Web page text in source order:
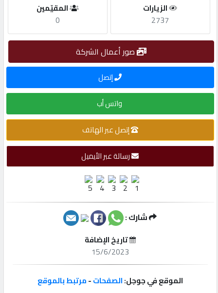
الأقسام
شركات
إبحث
إتصل
إعلانات
المقيّمين
0
الزيارات
2737
صور أعمال الشركة
إتصل
واتس أب
إتصل عبر الهاتف
رسالة عبر الأيميل
شارك :
تاريخ الإضافة
15/6/2023
الموقع في جوجل:الصفحات-مرتبط بالموقع